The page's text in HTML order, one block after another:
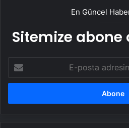
En Güncel
Sitemize
posta
adresinizi